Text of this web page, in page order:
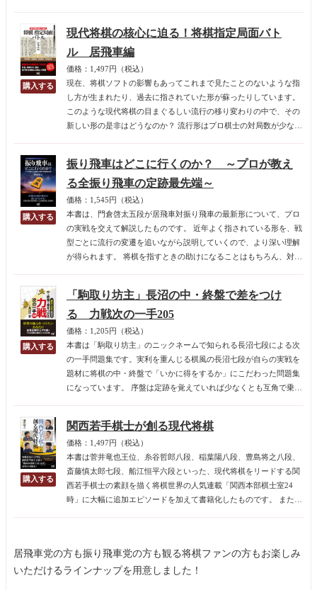
現代将棋の核心に迫る！将棋指定局面バト
ル 居飛車編
価格：1,497円（税込）
現在、将棋ソフトの影響もあってこれまで見たことのないような指
し方が生まれたり、過去に指されていた形が蘇ったりしています。
このような現代将棋の目まぐるしい流行の移り変わりの中で、その
新しい形の是非はどうなのか？ 流行形はプロ棋士の対局数が少ない
書です。
振り飛車はどこに行くのか？ ～プロが教え
る全振り飛車の定跡最先端～
価格：1,545円（税込）
本書は、門倉啓太五段が居飛車対振り飛車の最新形について、プロ
の実戦を交えて解説したものです。 近年よく指されている形を、戦
型ごとに流行の変遷を追いながら説明していくので、より深い理解
が得られます。 将棋を指すときの助けになることはもちろん、対局
「駒取り坊主」長沼の中・終盤で差をつけ
る 力戦次の一手205
価格：1,205円（税込）
本書は「駒取り坊主」のニックネームで知られる長沼七段による次
の一手問題集です。実利を重んじる棋風の長沼七段が自らの実戦を
題材に将棋の中・終盤で「いかに得をするか」にこだわった問題集
になっています。 序盤は定跡を覚えていれば少なくとも互角で乗り
に自然に急所に手が行く感覚を身につけることができます。
関西若手棋士が創る現代将棋
価格：1,497円（税込）
本書は菅井竜也王位、糸谷哲郎八段、稲葉陽八段、豊島将之八段、
斎藤慎太郎七段、船江恒平六段といった、現代将棋をリードする関
西若手棋士の素顔を描く将棋世界の人気連載「関西本部棋士室24
時」に大幅に追加エピソードを加えて書籍化したものです。 また、
居飛車党の方も振り飛車党の方も観る将棋ファンの方もお楽しみ
いただけるラインナップを用意しました！